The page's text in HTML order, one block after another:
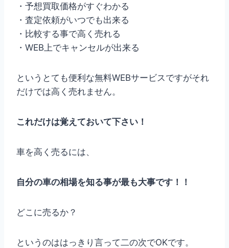
・予想買取価格がすぐわかる
・査定依頼がいつでも出来る
・比較する事で高く売れる
・WEB上でキャンセルが出来る
というとても便利な無料WEBサービスですがそれ
だけでは高く売れません。
これだけは覚えておいて下さい！
車を高く売るには、
自分の車の相場を知る事が最も大事です！！
どこに売るか？
というのははっきり言って二の次でOKです。